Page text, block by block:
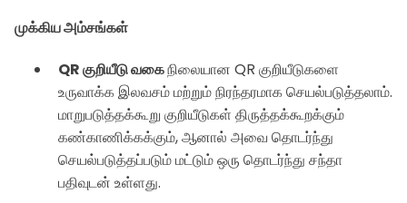
முக்கிய அம்சங்கள்
QR குறியீடு வகைநிலையான QR குறியீடுகளை
உருவாக்க இலவசம் மற்றும் நிரந்தரமாக செயல்படுத்தலாம்.
மாறுபடுத்தக்கூறு குறியீடுகள் திருத்தக்கூறக்கும்
கண்காணிக்கக்கும், ஆனால் அவை தொடர்ந்து
செயல்படுத்தப்படும் மட்டும் ஒரு தொடர்ந்து சந்தா
பதிவுடன் உள்ளது.